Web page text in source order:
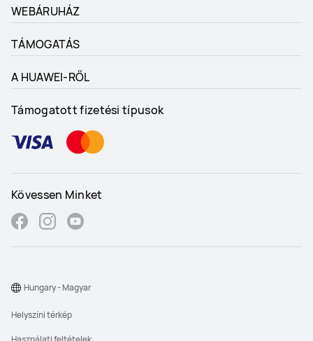
WEBÁRUHÁZ
TÁMOGATÁS
A HUAWEI-RŐL
Támogatott fizetési típusok
Kövessen Minket
Helyszíni térkép
Hungary - Magyar